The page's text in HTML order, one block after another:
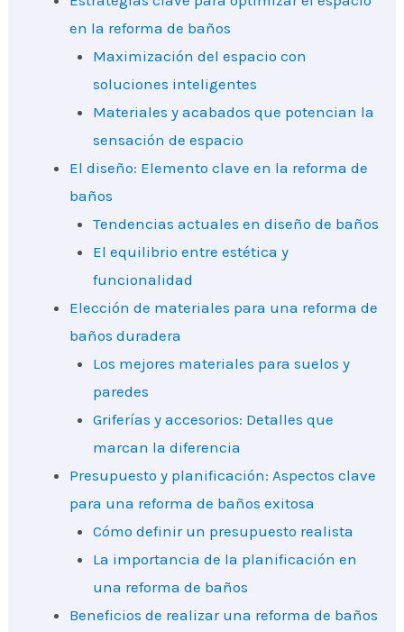
en la reforma de baños
Maximización del espacio con
soluciones inteligentes
Materiales y acabados que potencian la
sensación de espacio
El diseño: Elemento clave en la reforma de
baños
Tendencias actuales en diseño de baños
El equilibrio entre estética y
funcionalidad
Elección de materiales para una reforma de
baños duradera
Los mejores materiales para suelos y
paredes
Griferías y accesorios: Detalles que
marcan la diferencia
Presupuesto y planificación: Aspectos clave
para una reforma de baños exitosa
Cómo definir un presupuesto realista
La importancia de la planificación en
una reforma de baños
Beneficios de realizar una reforma de baños